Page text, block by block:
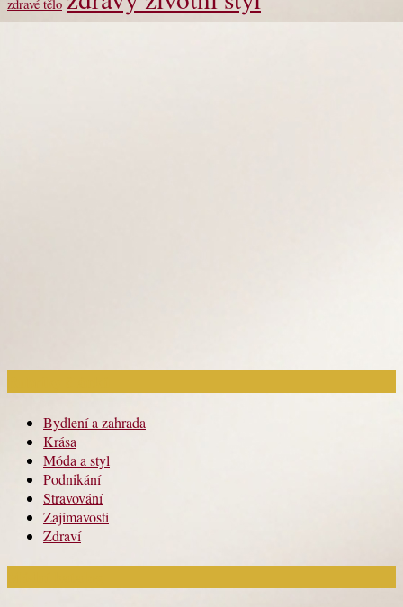
zdravé tělo
Bydlení a zahrada
Krása
Móda a styl
Podnikání
Stravování
Zajímavosti
Zdraví